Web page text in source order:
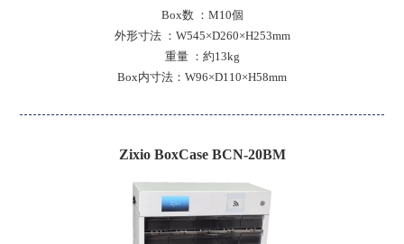
Box数 ：M10個
外形寸法 ：W545×D260×H253mm
重量 ：約13kg
Box内寸法：W96×D110×H58mm
Zixio BoxCase BCN-20BM